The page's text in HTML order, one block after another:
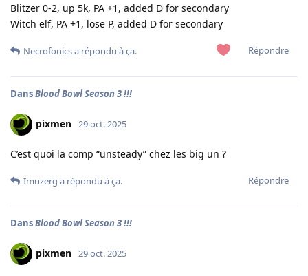
Blitzer 0-2, up 5k, PA +1, added D for secondary
Witch elf, PA +1, lose P, added D for secondary
Répondre
Necrofonicsa répondu à ça.
DansBlood Bowl Season 3 !!!
pixmen 29 oct. 2025
C’est quoi la comp “unsteady” chez les big un ?
Répondre
Imuzerg a répondu à ça.
DansBlood Bowl Season 3 !!!
pixmen 29 oct. 2025